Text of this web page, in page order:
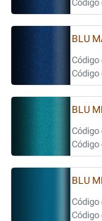
Código
BLU
Código
Código
BLU
Código
Código
BLU
Código
Código